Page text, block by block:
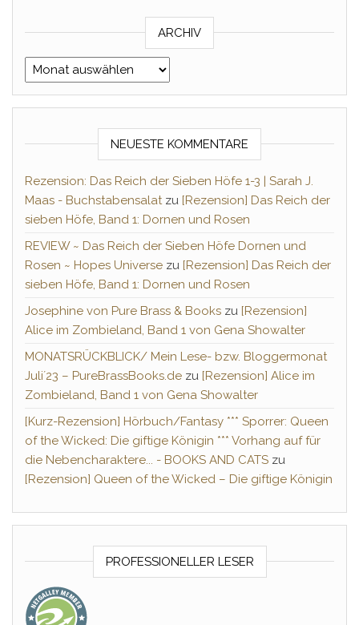
ARCHIV
Archiv
NEUESTE KOMMENTARE
Rezension: Das Reich der Sieben Höfe 1-3 | Sarah J.
Maas - Buchstabensalatzu [Rezension] Das Reich der
sieben Höfe, Band 1: Dornen und Rosen
REVIEW ~ Das Reich der Sieben Höfe Dornen und
Rosen ~ Hopes Universe zu [Rezension] Das Reich der
sieben Höfe, Band 1: Dornen und Rosen
Josephine von Pure Brass & Books zu [Rezension]
Alice im Zombieland, Band 1 von Gena Showalter
MONATSRÜCKBLICK/ Mein Lese- bzw. Bloggermonat
Juli´23 – PureBrassBooks.de zu [Rezension] Alice im
Zombieland, Band 1 von Gena Showalter
[Kurz-Rezension] Hörbuch/Fantasy *** Sporrer: Queen
of the Wicked: Die giftige Königin *** Vorhang auf für
die Nebencharaktere... - BOOKS AND CATS zu
[Rezension] Queen of the Wicked – Die giftige Königin
PROFESSIONELLER LESER